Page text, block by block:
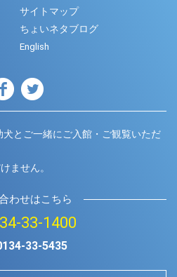
サイトマップ
ちょいネタブログ
English
とご一緒にご入館・ご観覧いただ
ません。
わせはこちら
33-1400
33-5435